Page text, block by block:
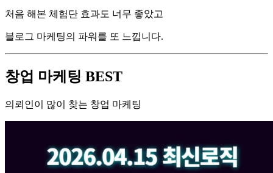
처음 해본 체험단 효과도 너무 좋았고
블로그 마케팅의 파워를 또 느낍니다.
창업 마케팅 BEST
의뢰인이 많이 찾는 창업 마케팅